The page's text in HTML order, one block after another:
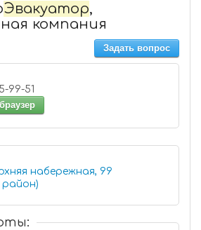
Эвакуатор,
компания
Задать вопрос
65-99-51
набережная, 99
район)